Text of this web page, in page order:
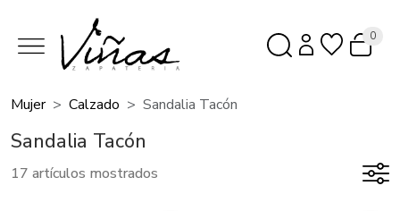
0
Mujer Calzado Sandalia Tacón
Sandalia Tacón
17 artículos mostrados